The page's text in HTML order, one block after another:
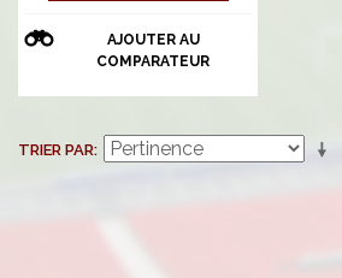
AJOUTER AU
COMPARATEUR
TRIER PAR